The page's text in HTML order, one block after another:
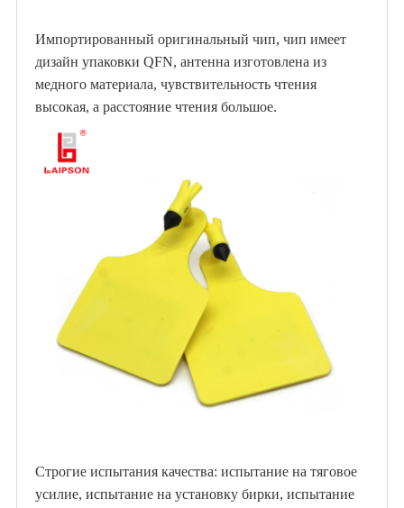
Импортированный оригинальный чип, чип имеет
дизайн упаковки QFN, антенна изготовлена ​​из
медного материала, чувствительность чтения
высокая, а расстояние чтения большое.
Строгие испытания качества: испытание на тяговое
усилие, испытание на установку бирки, испытание